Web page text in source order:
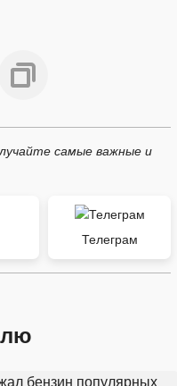
самые важные и
Телеграм